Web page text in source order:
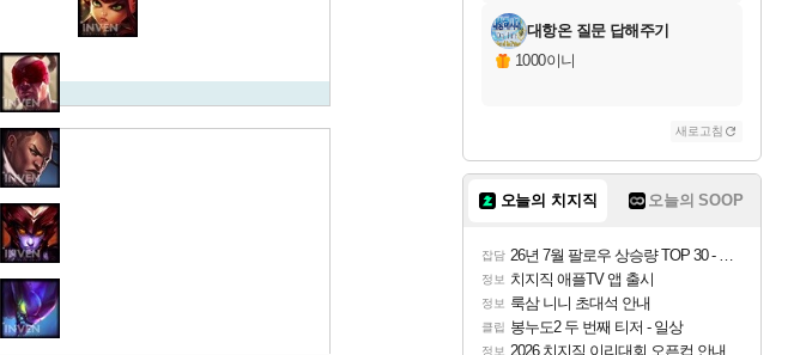
대항온 질문 답해주기
1000이니
새로고침
오늘의 치지직 오늘의 SOOP
잡담 26년 7월 팔로우 상승량 TOP 30 - 월간 치지직
정보 치지직 애플TV 앱 출시
정보 룩삼 니니 초대석 안내
클립 봉누도2 두 번째 티저 - 일상
정보 2026 치지직 이리대회 오픈컵 안내